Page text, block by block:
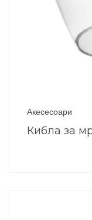
Акесесоари
Кибла за